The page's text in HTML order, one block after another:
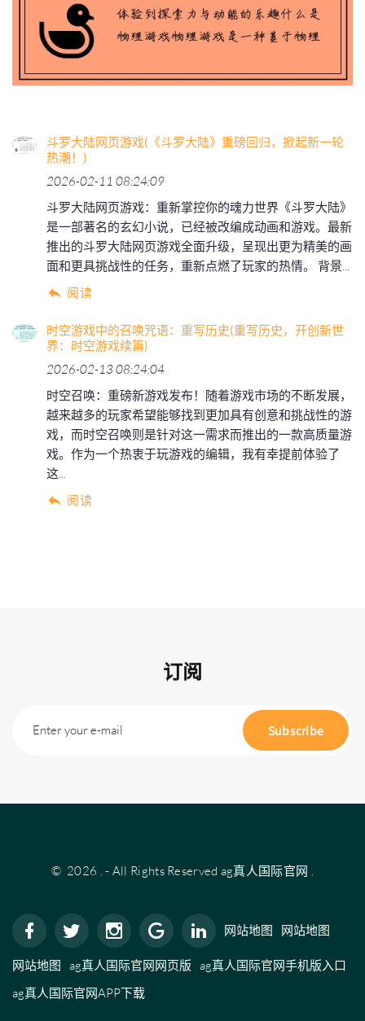
斗罗大陆网页游戏(《斗罗大陆》重磅回归，掀起新一轮
热潮！)
2026-02-11 08:24:09
斗罗大陆网页游戏：重新掌控你的魂力世界《斗罗大陆》
是一部著名的玄幻小说，已经被改编成动画和游戏。最新
推出的斗罗大陆网页游戏全面升级，呈现出更为精美的画
面和更具挑战性的任务，重新点燃了玩家的热情。 背景...
阅读
时空游戏中的召唤咒语：重写历史(重写历史，开创新世
界：时空游戏续篇)
2026-02-13 08:24:04
时空召唤：重磅新游戏发布！随着游戏市场的不断发展，
越来越多的玩家希望能够找到更加具有创意和挑战性的游
戏，而时空召唤则是针对这一需求而推出的一款高质量游
戏。作为一个热衷于玩游戏的编辑，我有幸提前体验了
这...
阅读
订阅
Enter your e-mail Subscribe
© 2026 .- All Rights Reserved ag真人国际官网 .
网站地图 网站地图
网站地图 ag真人国际官网网页版 ag真人国际官网手机版入口
ag真人国际官网APP下载